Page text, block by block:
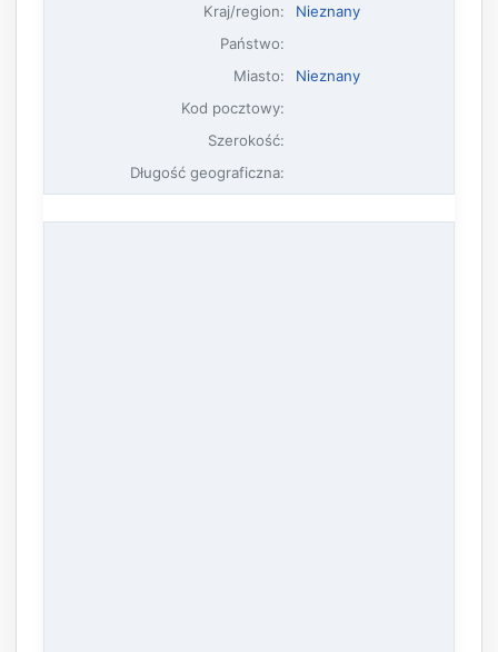
Kraj/region:
Nieznany
Państwo:
Miasto:
Nieznany
Kod pocztowy:
Szerokość:
Długość geograficzna: